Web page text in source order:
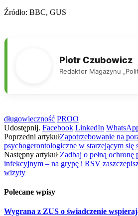
Źródło: BBC, GUS
Piotr Czubowicz
Redaktor Magazynu
długowieczność PROO
Udostępnij. Facebook LinkedIn
Poprzedni artykułZapotrzebowanie na
psychogerontologiczne w starzejącym się
Następny artykuł Zadbaj o pełną ochronę
infekcyjnym – na grypę i RSV
wizyty
Polecane wpisy
Wygrana z ZUS o świadczenie